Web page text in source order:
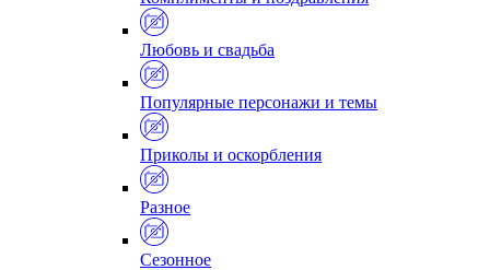
Любовь и свадьба
Популярные персонажи и темы
Приколы и оскорбления
Разное
Сезонное